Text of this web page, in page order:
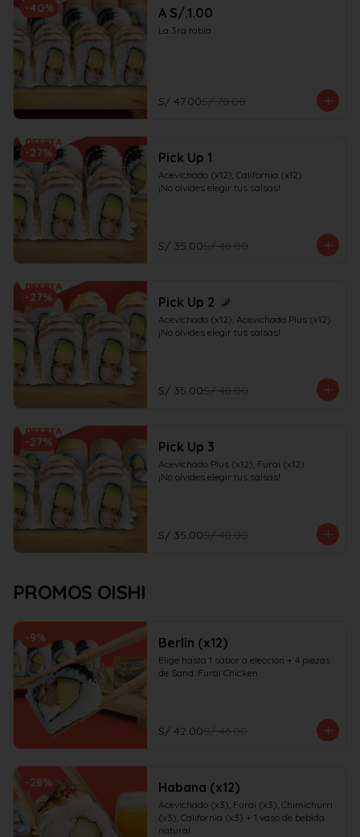
-40% A S/.1.00
La 3ra tabla
S/ 47.00S/ 78.00
-27% Pick Up 1
Acevichado (x12), California (x12)
¡No olvides elegir tus salsas!
S/ 35.00S/ 48.00
-27% Pick Up 2
Acevichado (x12), Acevichado Plus (x12)
¡No olvides elegir tus salsas!
S/ 35.00S/ 48.00
-27% Pick Up 3
Acevichado Plus (x12), Furai (x12)
¡No olvides elegir tus salsas!
S/ 35.00S/ 48.00
PROMOS OISHI
-9% Berlin (x12)
Elige hasta 1 sabor a elección + 4 piezas
de Sand. Furai Chicken
S/ 42.00S/ 46.00
-28% Habana (x12)
Acevichado (x3), Furai (x3), Chimichurri
(x3), California (x3) + 1 vaso de bebida
natural